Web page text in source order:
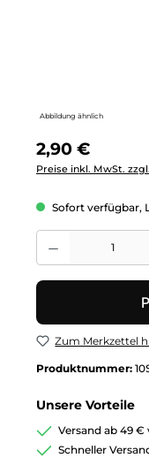
Abbildung ähnlich
Regulärer Preis:
2,90 €
Preise inkl. MwSt.
Sofort verfügbar,
Produkt Anzahl: Gib
Zum Merkzettel
Produktnummer:
Unsere Vorteile
Versand ab 49
Schneller